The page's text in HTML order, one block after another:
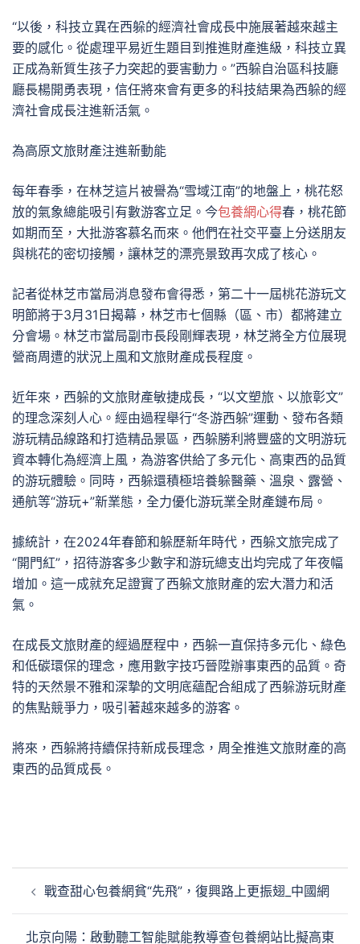
“以後，科技立異在西躲的經濟社會成長中施展著越來越主
要的感化。從處理平易近生題目到推進財產進級，科技立異
正成為新質生孩子力突起的要害動力。”西躲自治區科技廳
廳長楊開勇表現，信任將來會有更多的科技結果為西躲的經
濟社會成長注進新活氣。
為高原文旅財產注進新動能
每年春季，在林芝這片被譽為“雪域江南”的地盤上，桃花怒
放的氣象總能吸引有數游客立足。今包養網心得春，桃花節
如期而至，大批游客慕名而來。他們在社交平臺上分送朋友
與桃花的密切接觸，讓林芝的漂亮景致再次成了核心。
記者從林芝市當局消息發布會得悉，第二十一屆桃花游玩文
明節將于3月31日揭幕，林芝市七個縣（區、市）都將建立
分會場。林芝市當局副市長段剛輝表現，林芝將全方位展現
營商周遭的狀況上風和文旅財產成長程度。
近年來，西躲的文旅財產敏捷成長，“以文塑旅、以旅彰文”
的理念深刻人心。經由過程舉行“冬游西躲”運動、發布各類
游玩精品線路和打造精品景區，西躲勝利將豐盛的文明游玩
資本轉化為經濟上風，為游客供給了多元化、高東西的品質
的游玩體驗。同時，西躲還積極培養躲醫藥、溫泉、露營、
通航等“游玩+”新業態，全力優化游玩業全財產鏈布局。
據統計，在2024年春節和躲歷新年時代，西躲文旅完成了
“開門紅”，招待游客多少數字和游玩總支出均完成了年夜幅
增加。這一成就充足證實了西躲文旅財產的宏大潛力和活
氣。
在成長文旅財產的經過歷程中，西躲一直保持多元化、綠色
和低碳環保的理念，應用數字技巧晉陞辦事東西的品質。奇
特的天然景不雅和深摯的文明底蘊配合組成了西躲游玩財產
的焦點競爭力，吸引著越來越多的游客。
將來，西躲將持續保持新成長理念，周全推進文旅財產的高
東西的品質成長。
戰查甜心包養網貧“先飛”，復興路上更振翅_中國網
北京向陽：啟動聽工智能賦能教導查包養網站比擬高東